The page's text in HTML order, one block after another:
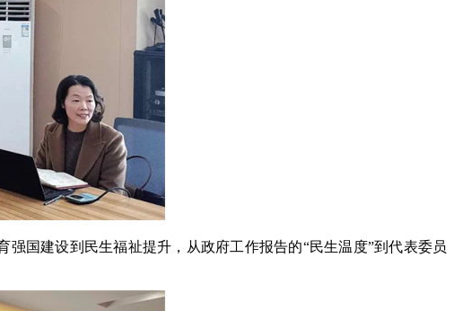
国建设到民生福祉提升，从政府工作报告的“民生温度”到代表委员